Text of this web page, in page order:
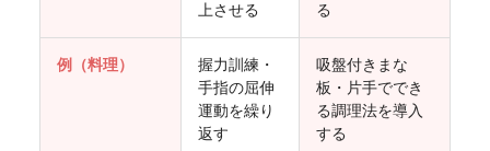
上させる
る
例（料理）
握力訓練・
手指の屈伸
運動を繰り
返す
吸盤付きまな
板・片手ででき
る調理法を導入
する